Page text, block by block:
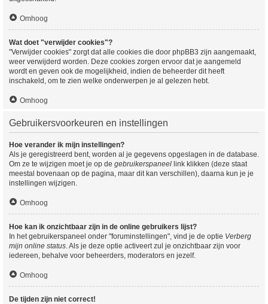
Omhoog
Wat doet "verwijder cookies"?
"Verwijder cookies" zorgt dat alle cookies die door phpBB3 zijn aangemaakt,
weer verwijderd worden. Deze cookies zorgen ervoor dat je aangemeld
wordt en geven ook de mogelijkheid, indien de beheerder dit heeft
inschakeld, om te zien welke onderwerpen je al gelezen hebt.
Omhoog
Gebruikersvoorkeuren en instellingen
Hoe verander ik mijn instellingen?
Als je geregistreerd bent, worden al je gegevens opgeslagen in de database.
Om ze te wijzigen moet je op de gebruikerspaneel link klikken (deze staat
meestal bovenaan op de pagina, maar dit kan verschillen), daarna kun je je
instellingen wijzigen.
Omhoog
Hoe kan ik onzichtbaar zijn in de online gebruikers lijst?
In het gebruikerspaneel onder "foruminstellingen", vind je de optie Verberg
mijn online status. Als je deze optie activeert zul je onzichtbaar zijn voor
iedereen, behalve voor beheerders, moderators en jezelf.
Omhoog
De tijden zijn niet correct!